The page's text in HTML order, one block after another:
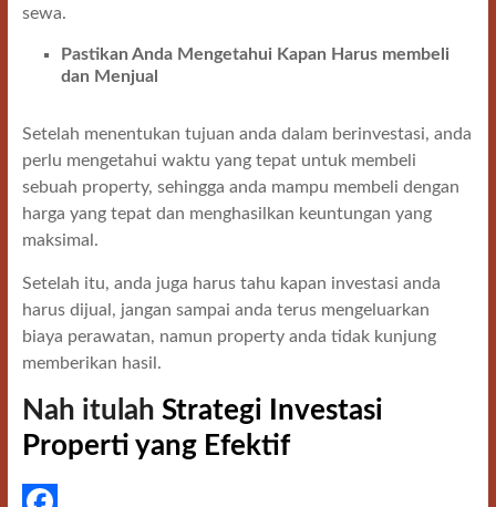
sewa.
Pastikan Anda Mengetahui Kapan Harus membeli
dan Menjual
Setelah menentukan tujuan anda dalam berinvestasi, anda
perlu mengetahui waktu yang tepat untuk membeli
sebuah property, sehingga anda mampu membeli dengan
harga yang tepat dan menghasilkan keuntungan yang
maksimal.
Setelah itu, anda juga harus tahu kapan investasi anda
harus dijual, jangan sampai anda terus mengeluarkan
biaya perawatan, namun property anda tidak kunjung
memberikan hasil.
Nah itulah Strategi Investasi
Properti yang Efektif